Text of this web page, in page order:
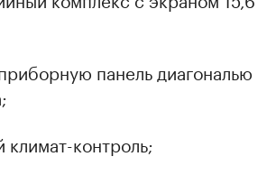
панель диагональю
климат-контроль;